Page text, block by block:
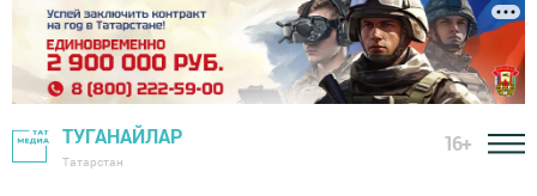
ТУГАНАЙЛАР
Татарстан
16+